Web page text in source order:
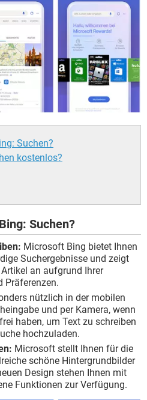
Suchen?
kostenlos?
Suchen?
Microsoft Bing bietet Ihnen
Suchergebnisse und zeigt
an aufgrund Ihrer
Präferenzen.
nützlich in der mobilen
und per Kamera, wenn
haben, um Text zu schreiben
hochzuladen.
Microsoft stellt Ihnen für die
schöne Hintergrundbilder
Design stehen Ihnen mit
Funktionen zur Verfügung.